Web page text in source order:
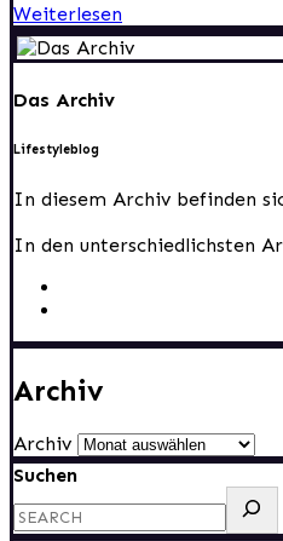
Weiterlesen
Das Archiv
Lifestyleblog
In diesem Archiv befinden
In den unterschiedlichsten
Archiv
Archiv
Suchen